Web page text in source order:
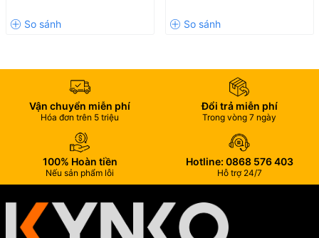
Vận chuyển miễn phí
Hóa đơn trên 5 triệu
Đổi trả miễn phí
Trong vòng 7 ngày
100% Hoàn tiền
Nếu sản phẩm lỗi
Hotline: 0868 576 403
Hỗ trợ 24/7